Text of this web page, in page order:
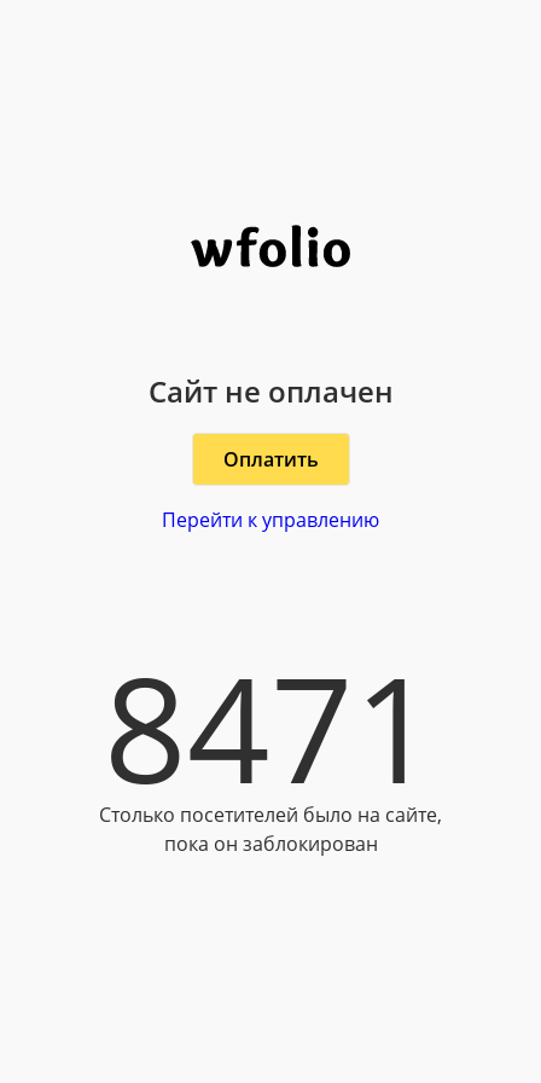
Сайт не оплачен
Оплатить
Перейти к управлению
8471
Столько посетителей было на сайте,
пока он заблокирован